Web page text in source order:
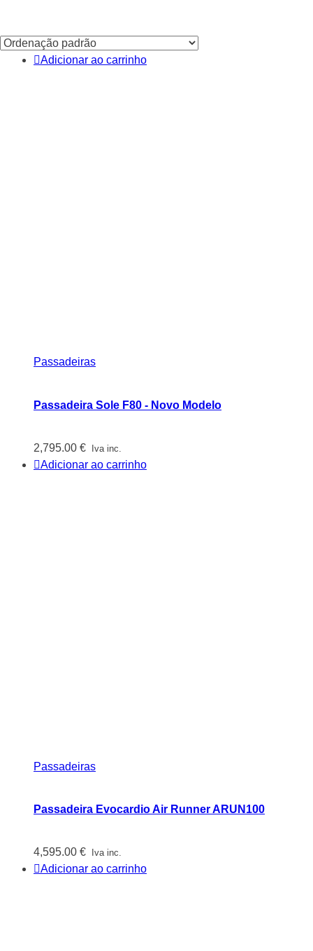
Adicionar ao carrinho
Passadeiras
Passadeira Sole F80 - Novo Modelo
2,795.00 € Iva inc.
Adicionar ao carrinho
Passadeiras
Passadeira Evocardio Air Runner ARUN100
4,595.00 € Iva inc.
Adicionar ao carrinho